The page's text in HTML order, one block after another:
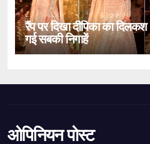
रैंप पर दिखा दीपिका का
गई सबकी निगाहें
ओपिनियन पोस्ट